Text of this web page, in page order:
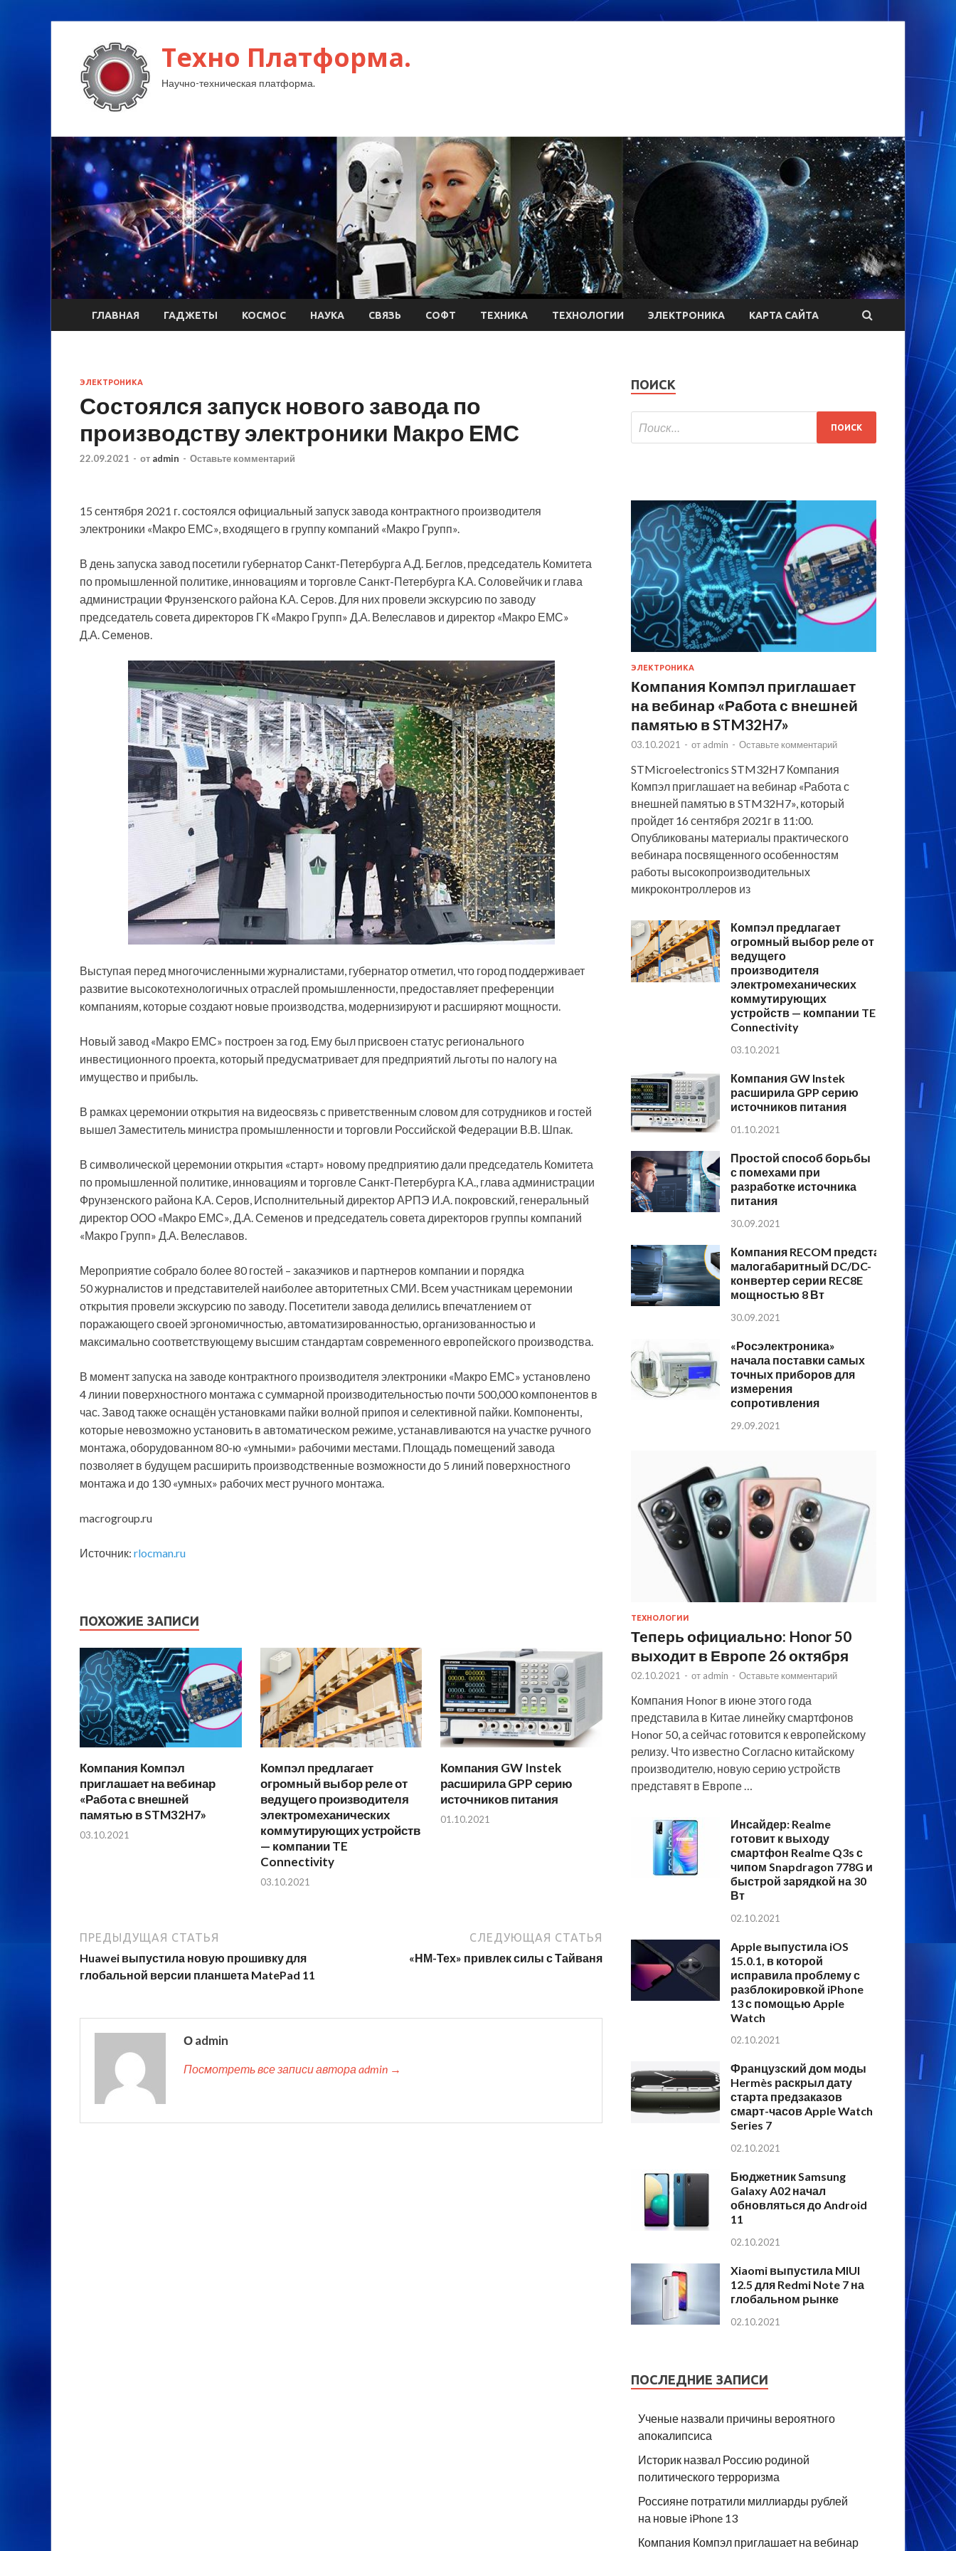
Техно Платформа.
Научно-техническая платформа.
ГЛАВНАЯ ГАДЖЕТЫ КОСМОС НАУКА СВЯЗЬ СОФТ ТЕХНИКА ТЕХНОЛОГИИ ЭЛЕКТРОНИКА КАРТА САЙТА
ЭЛЕКТРОНИКА
Состоялся запуск нового завода по
производству электроники Макро ЕМС
22.09.2021 - от admin - Оставьте комментарий
15 сентября 2021 г. состоялся официальный запуск завода контрактного производителя
электроники «Макро ЕМС», входящего в группу компаний «Макро Групп».
В день запуска завод посетили губернатор Санкт-Петербурга А.Д. Беглов, председатель Комитета
по промышленной политике, инновациям и торговле Санкт-Петербурга К.А. Соловейчик и глава
администрации Фрунзенского района К.А. Серов. Для них провели экскурсию по заводу
председатель совета директоров ГК «Макро Групп» Д.А. Велеславов и директор «Макро ЕМС»
Д.А. Семенов.
Выступая перед многочисленными журналистами, губернатор отметил, что город поддерживает
развитие высокотехнологичных отраслей промышленности, предоставляет преференции
компаниям, которые создают новые производства, модернизируют и расширяют мощности.
Новый завод «Макро ЕМС» построен за год. Ему был присвоен статус регионального
инвестиционного проекта, который предусматривает для предприятий льготы по налогу на
имущество и прибыль.
В рамках церемонии открытия на видеосвязь с приветственным словом для сотрудников и гостей
вышел Заместитель министра промышленности и торговли Российской Федерации В.В. Шпак.
В символической церемонии открытия «старт» новому предприятию дали председатель Комитета
по промышленной политике, инновациям и торговле Санкт-Петербурга К.А., глава администрации
Фрунзенского района К.А. Серов, Исполнительный директор АРПЭ И.А. покровский, генеральный
директор ООО «Макро ЕМС», Д.А. Семенов и председатель совета директоров группы компаний
«Макро Групп» Д.А. Велеславов.
Мероприятие собрало более 80 гостей – заказчиков и партнеров компании и порядка
50 журналистов и представителей наиболее авторитетных СМИ. Всем участникам церемонии
открытия провели экскурсию по заводу. Посетители завода делились впечатлением от
поражающего своей эргономичностью, автоматизированностью, организованностью и
максимально соответствующему высшим стандартам современного европейского производства.
В момент запуска на заводе контрактного производителя электроники «Макро ЕМС» установлено
4 линии поверхностного монтажа с суммарной производительностью почти 500,000 компонентов в
час. Завод также оснащён установками пайки волной припоя и селективной пайки. Компоненты,
которые невозможно установить в автоматическом режиме, устанавливаются на участке ручного
монтажа, оборудованном 80-ю «умными» рабочими местами. Площадь помещений завода
позволяет в будущем расширить производственные возможности до 5 линий поверхностного
монтажа и до 130 «умных» рабочих мест ручного монтажа.
macrogroup.ru
Источник: rlocman.ru
ПОХОЖИЕ ЗАПИСИ
Компания Компэл
приглашает на вебинар
«Работа с внешней
памятью в STM32H7»
03.10.2021
Компэл предлагает
огромный выбор реле от
ведущего производителя
электромеханических
коммутирующих устройств
— компании TE
Connectivity
03.10.2021
Компания GW Instek
расширила GPP серию
источников питания
01.10.2021
ПРЕДЫДУЩАЯ СТАТЬЯ
Huawei выпустила новую прошивку для
глобальной версии планшета MatePad 11
СЛЕДУЮЩАЯ СТАТЬЯ
«НМ-Тех» привлек силы с Тайваня
О admin
Посмотреть все записи автора admin →
ПОИСК
ЭЛЕКТРОНИКА
Компания Компэл приглашает
на вебинар «Работа с внешней
памятью в STM32H7»
03.10.2021 - от admin - Оставьте комментарий
STMicroelectronics STM32H7 Компания
Компэл приглашает на вебинар «Работа с
внешней памятью в STM32H7», который
пройдет 16 сентября 2021г в 11:00.
Опубликованы материалы практического
вебинара посвященного особенностям
работы высокопроизводительных
микроконтроллеров из
Компэл предлагает
огромный выбор реле от
ведущего
производителя
электромеханических
коммутирующих
устройств — компании TE
Connectivity
03.10.2021
Компания GW Instek
расширила GPP серию
источников питания
01.10.2021
Простой способ борьбы
с помехами при
разработке источника
питания
30.09.2021
Компания RECOM представляет
малогабаритный DC/DC-
конвертер серии REC8E
мощностью 8 Вт
30.09.2021
«Росэлектроника»
начала поставки самых
точных приборов для
измерения
сопротивления
29.09.2021
ТЕХНОЛОГИИ
Теперь официально: Honor 50
выходит в Европе 26 октября
02.10.2021 - от admin - Оставьте комментарий
Компания Honor в июне этого года
представила в Китае линейку смартфонов
Honor 50, а сейчас готовится к европейскому
релизу. Что известно Согласно китайскому
производителю, новую серию устройств
представят в Европе …
Инсайдер: Realme
готовит к выходу
смартфон Realme Q3s с
чипом Snapdragon 778G и
быстрой зарядкой на 30
Вт
02.10.2021
Apple выпустила iOS
15.0.1, в которой
исправила проблему с
разблокировкой iPhone
13 с помощью Apple
Watch
02.10.2021
Французский дом моды
Hermès раскрыл дату
старта предзаказов
смарт-часов Apple Watch
Series 7
02.10.2021
Бюджетник Samsung
Galaxy A02 начал
обновляться до Android
11
02.10.2021
Xiaomi выпустила MIUI
12.5 для Redmi Note 7 на
глобальном рынке
02.10.2021
ПОСЛЕДНИЕ ЗАПИСИ
Ученые назвали причины вероятного
апокалипсиса
Историк назвал Россию родиной
политического терроризма
Россияне потратили миллиарды рублей
на новые iPhone 13
Компания Компэл приглашает на вебинар